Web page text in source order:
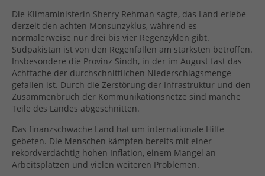
Die Klimaministerin Sherry Rehman sagte, das Land erlebe
derzeit den achten Monsunzyklus, während es
normalerweise nur drei bis vier Regenzyklen gibt.
Südpakistan ist von den Regenfällen am stärksten betroffen.
Insbesondere die Provinz Sindh, in der im August fast das
Achtfache der durchschnittlichen Niederschlagsmenge
gefallen ist. Durch die Zerstörung der Infrastruktur und den
Zusammenbruch der Kommunikationsnetze sind manche
Teile des Landes abgeschnitten.
Das finanzschwache Land hat um internationale Hilfe
gebeten. Die Menschen kämpfen bereits mit einer
rekordverdächtig hohen Inflation, einem Mangel an
Arbeitsplätzen und vielen weiteren Problemen.